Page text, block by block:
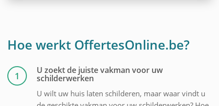
Hoe werkt OffertesOnline.be?
1 U zoekt de juiste vakman voor uw
schilderwerken
U wilt uw huis laten schilderen, maar waar vindt u